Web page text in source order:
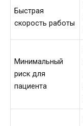
Быстрая
скорость работы
Минимальный
риск для
пациента